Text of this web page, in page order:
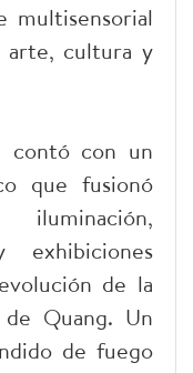
multisensorial
arte, cultura y
contó con un
que fusionó
de la
Quang. Un
de fuego